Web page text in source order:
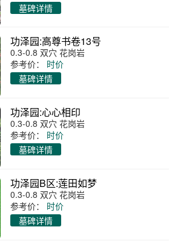
墓碑详情
功泽园:高尊书卷13号
0.3-0.8 双穴 花岗岩
参考价：
时价
墓碑详情
功泽园:心心相印
0.3-0.8 双穴 花岗岩
参考价：
时价
墓碑详情
功泽园B区:莲田如梦
0.3-0.8 双穴 花岗岩
参考价：
时价
墓碑详情